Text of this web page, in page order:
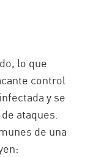
lo que
control
y se
ataques.
de una